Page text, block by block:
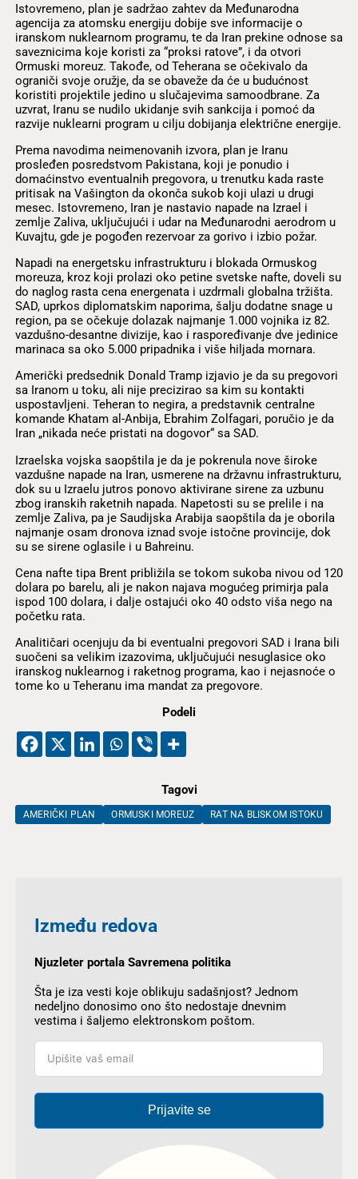
Istovremeno, plan je sadržao zahtev da Međunarodna
agencija za atomsku energiju dobije sve informacije o
iranskom nuklearnom programu, te da Iran prekine odnose sa
saveznicima koje koristi za “proksi ratove”, i da otvori
Ormuski moreuz. Takođe, od Teherana se očekivalo da
ograniči svoje oružje, da se obaveže da će u budućnost
koristiti projektile jedino u slučajevima samoodbrane. Za
uzvrat, Iranu se nudilo ukidanje svih sankcija i pomoć da
razvije nuklearni program u cilju dobijanja električne energije.
Prema navodima neimenovanih izvora, plan je Iranu
prosleđen posredstvom Pakistana, koji je ponudio i
domaćinstvo eventualnih pregovora, u trenutku kada raste
pritisak na Vašington da okonča sukob koji ulazi u drugi
mesec. Istovremeno, Iran je nastavio napade na Izrael i
zemlje Zaliva, uključujući i udar na Međunarodni aerodrom u
Kuvajtu, gde je pogođen rezervoar za gorivo i izbio požar.
Napadi na energetsku infrastrukturu i blokada Ormuskog
moreuza, kroz koji prolazi oko petine svetske nafte, doveli su
do naglog rasta cena energenata i uzdrmali globalna tržišta.
SAD, uprkos diplomatskim naporima, šalju dodatne snage u
region, pa se očekuje dolazak najmanje 1.000 vojnika iz 82.
vazdušno-desantne divizije, kao i raspoređivanje dve jedinice
marinaca sa oko 5.000 pripadnika i više hiljada mornara.
Američki predsednik Donald Tramp izjavio je da su pregovori
sa Iranom u toku, ali nije precizirao sa kim su kontakti
uspostavljeni. Teheran to negira, a predstavnik centralne
komande Khatam al-Anbija, Ebrahim Zolfagari, poručio je da
Iran „nikada neće pristati na dogovor“ sa SAD.
Izraelska vojska saopštila je da je pokrenula nove široke
vazdušne napade na Iran, usmerene na državnu infrastrukturu,
dok su u Izraelu jutros ponovo aktivirane sirene za uzbunu
zbog iranskih raketnih napada. Napetosti su se prelile i na
zemlje Zaliva, pa je Saudijska Arabija saopštila da je oborila
najmanje osam dronova iznad svoje istočne provincije, dok
su se sirene oglasile i u Bahreinu.
Cena nafte tipa Brent približila se tokom sukoba nivou od 120
dolara po barelu, ali je nakon najava mogućeg primirja pala
ispod 100 dolara, i dalje ostajući oko 40 odsto viša nego na
početku rata.
Analitičari ocenjuju da bi eventualni pregovori SAD i Irana bili
suočeni sa velikim izazovima, uključujući nesuglasice oko
iranskog nuklearnog i raketnog programa, kao i nejasnoće o
tome ko u Teheranu ima mandat za pregovore.
Podeli
Tagovi
AMERIČKI PLAN ORMUSKI MOREUZ RAT NA BLISKOM ISTOKU
Između redova
Njuzleter portala Savremena politika
Šta je iza vesti koje oblikuju sadašnjost? Jednom
nedeljno donosimo ono što nedostaje dnevnim
vestima i šaljemo elektronskom poštom.
Prijavite se